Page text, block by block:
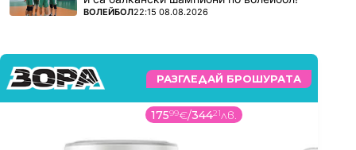
ПОВЕЧЕ ОТ
ВОЛЕЙБОЛ22:15 08.08.2026
РАЗГЛЕДАЙ БРОШУРАТА
17599€/34421лв.